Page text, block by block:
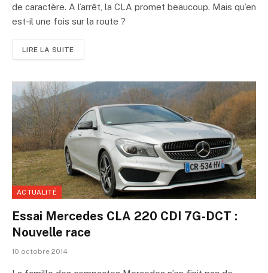
de caractère. A l’arrêt, la CLA promet beaucoup. Mais qu’en
est-il une fois sur la route ?
LIRE LA SUITE
ACTUALITÉ
Essai Mercedes CLA 220 CDI 7G-DCT :
Nouvelle race
10 octobre 2014